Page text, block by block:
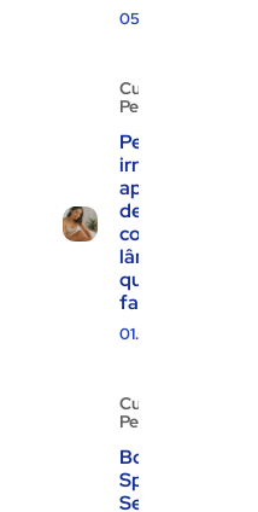
05.08.2025
Cuidados
Pessoais
Pele
irritada
após
depilação
com
lâmina: o
que
fazer?
01.08.2025
Cuidados
Pessoais
Body
Splash: O
Segredo